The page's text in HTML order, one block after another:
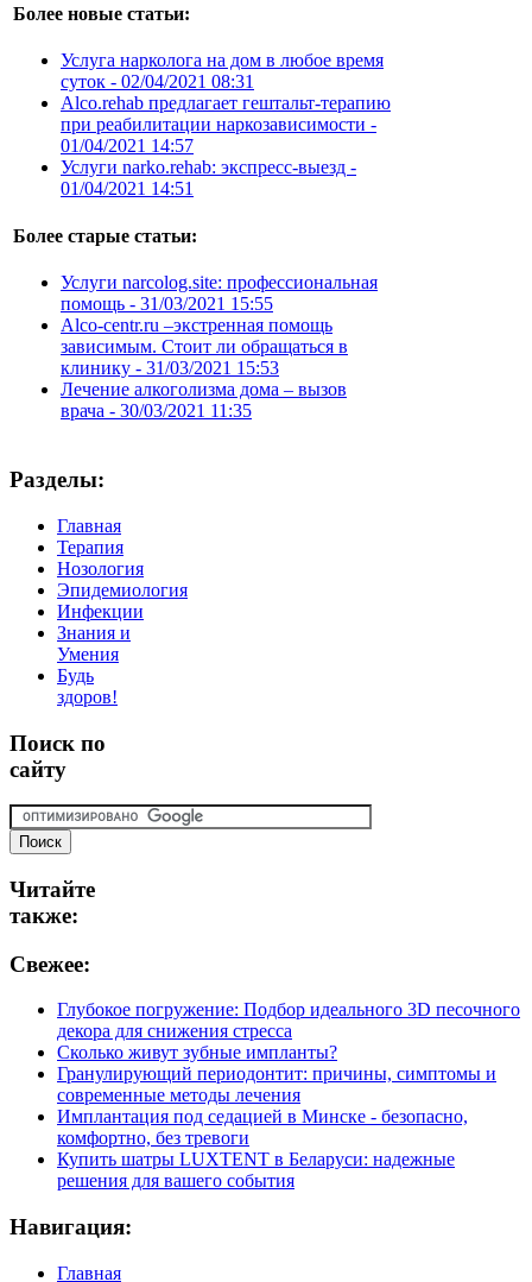
Более новые статьи:
Услуга нарколога на дом в любое время
суток - 02/04/2021 08:31
Аlco.rehab предлагает гештальт-терапию
при реабилитации наркозависимости -
01/04/2021 14:57
Услуги narko.rehab: экспресс-выезд -
01/04/2021 14:51
Более старые статьи:
Услуги narcolog.site: профессиональная
помощь - 31/03/2021 15:55
Alco-centr.ru –экстренная помощь
зависимым. Стоит ли обращаться в
клинику - 31/03/2021 15:53
Лечение алкоголизма дома – вызов
врача - 30/03/2021 11:35
Разделы:
Главная
Терапия
Нозология
Эпидемиология
Инфекции
Знания и
Умения
Будь
здоров!
Поиск по
сайту
Читайте
также:
Свежее:
Глубокое погружение: Подбор идеального 3D песочного
декора для снижения стресса
Сколько живут зубные импланты?
Гранулирующий периодонтит: причины, симптомы и
современные методы лечения
Имплантация под седацией в Минске - безопасно,
комфортно, без тревоги
Купить шатры LUXTENT в Беларуси: надежные
решения для вашего события
Навигация:
Главная